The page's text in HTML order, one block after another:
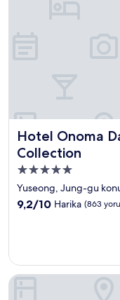
Hotel Onoma
Collection
Hotel Onoma
5.0
yıldızlı
konaklama
Yuseong, Jung-gu
10
yorum)
9,2/10 Harika (863
Anook Ryokan Hotel